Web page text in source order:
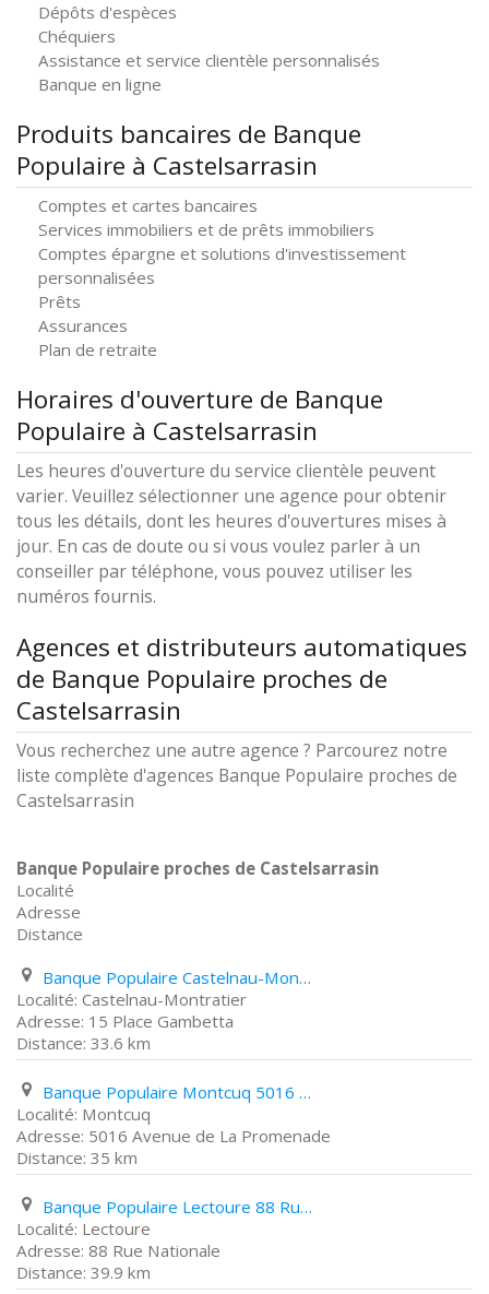
Dépôts d'espèces
Chéquiers
Assistance et service clientèle personnalisés
Banque en ligne
Produits bancaires de Banque
Populaire à Castelsarrasin
Comptes et cartes bancaires
Services immobiliers et de prêts immobiliers
Comptes épargne et solutions d'investissement
personnalisées
Prêts
Assurances
Plan de retraite
Horaires d'ouverture de Banque
Populaire à Castelsarrasin
Les heures d'ouverture du service clientèle peuvent
varier. Veuillez sélectionner une agence pour obtenir
tous les détails, dont les heures d'ouvertures mises à
jour. En cas de doute ou si vous voulez parler à un
conseiller par téléphone, vous pouvez utiliser les
numéros fournis.
Agences et distributeurs automatiques
de Banque Populaire proches de
Castelsarrasin
Vous recherchez une autre agence ? Parcourez notre
liste complète d'agences Banque Populaire proches de
Castelsarrasin
Banque Populaire proches de Castelsarrasin
Localité
Adresse
Distance
Banque Populaire Castelnau-Montratier 15 Place Gambetta
Castelnau-Montratier
15 Place Gambetta
33.6 km
Banque Populaire Montcuq 5016 Avenue de La Promenade
Montcuq
5016 Avenue de La Promenade
35 km
Banque Populaire Lectoure 88 Rue Nationale
Lectoure
88 Rue Nationale
39.9 km